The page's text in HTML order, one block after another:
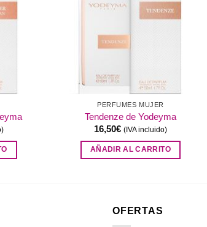
deseos
deseos
PERFUMES MUJER
Tendenze de Yodeyma
16,50€ (IVA incluido)
AÑADIR AL CARRITO
OFERTAS